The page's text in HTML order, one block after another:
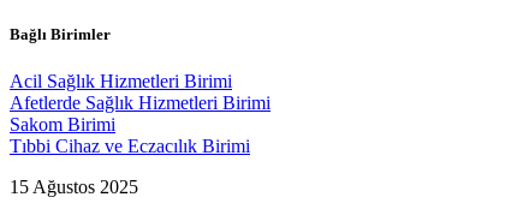
Bağlı Birimler
Acil Sağlık Hizmetleri Birimi
Afetlerde Sağlık Hizmetleri Birimi
Sakom Birimi
Tıbbi Cihaz ve Eczacılık Birimi
15 Ağustos 2025